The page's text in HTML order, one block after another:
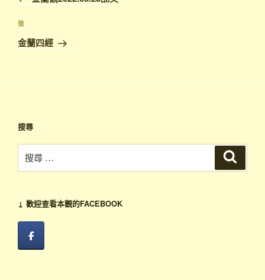
導
覽
篇
文
章
下
篇
文
後
金蘭四經
搜尋
尋：
↓ 歡迎查看本觀的FACEBOOK